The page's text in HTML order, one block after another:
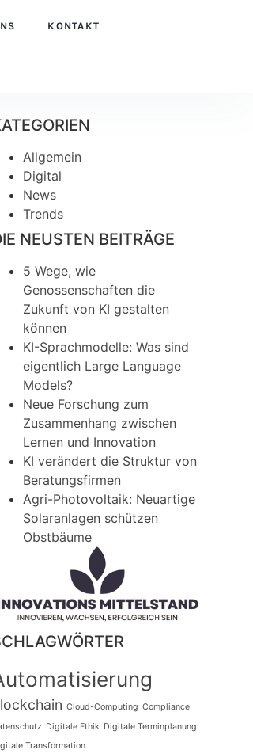
KONTAKT
Allgemein
Digital
News
Trends
NEUSTEN BEITRÄGE
5 Wege, wie
Genossenschaften die
Zukunft von KI gestalten
können
KI-Sprachmodelle: Was sind
eigentlich Large Language
Models?
Neue Forschung zum
Zusammenhang zwischen
Lernen und Innovation
KI verändert die Struktur von
Beratungsfirmen
Agri-Photovoltaik: Neuartige
Solaranlagen schützen
Obstbäume
Cloud-Computing Compliance
Digitale Ethik Digitale Terminplanung
Transformation